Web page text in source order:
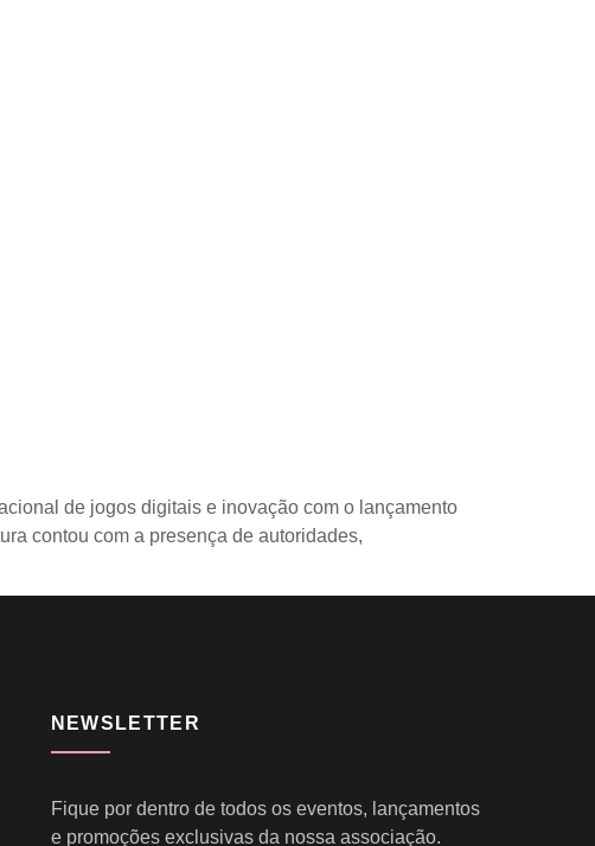
de jogos digitais e inovação com o lançamento
contou com a presença de autoridades,
NEWSLETTER
Fique por dentro de todos os eventos, lançamentos
e promoções exclusivas da nossa associação.